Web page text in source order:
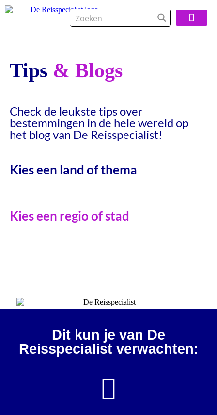
Tips & Blogs
Check de leukste tips over
bestemmingen in de hele wereld op
het blog van De Reisspecialist!
Kies een land of thema
Kies een regio of stad
Dit kun je van De
Reisspecialist verwachten: